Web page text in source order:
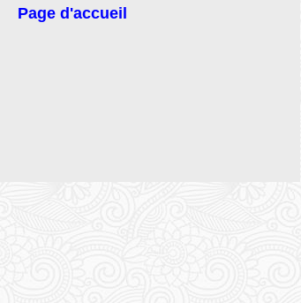
Page d'accueil